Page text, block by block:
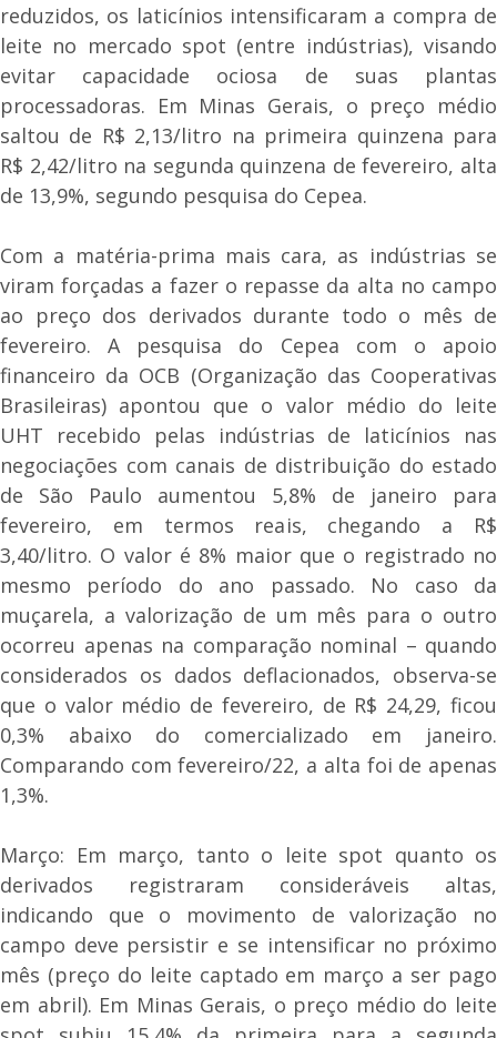
reduzidos, os laticínios intensificaram a compra de
leite no mercado spot (entre indústrias), visando
evitar capacidade ociosa de suas plantas
processadoras. Em Minas Gerais, o preço médio
saltou de R$ 2,13/litro na primeira quinzena para
R$ 2,42/litro na segunda quinzena de fevereiro, alta
de 13,9%, segundo pesquisa do Cepea.
Com a matéria-prima mais cara, as indústrias se
viram forçadas a fazer o repasse da alta no campo
ao preço dos derivados durante todo o mês de
fevereiro. A pesquisa do Cepea com o apoio
financeiro da OCB (Organização das Cooperativas
Brasileiras) apontou que o valor médio do leite
UHT recebido pelas indústrias de laticínios nas
negociações com canais de distribuição do estado
de São Paulo aumentou 5,8% de janeiro para
fevereiro, em termos reais, chegando a R$
3,40/litro. O valor é 8% maior que o registrado no
mesmo período do ano passado. No caso da
muçarela, a valorização de um mês para o outro
ocorreu apenas na comparação nominal – quando
considerados os dados deflacionados, observa-se
que o valor médio de fevereiro, de R$ 24,29, ficou
0,3% abaixo do comercializado em janeiro.
Comparando com fevereiro/22, a alta foi de apenas
1,3%.
Março: Em março, tanto o leite spot quanto os
derivados registraram consideráveis altas,
indicando que o movimento de valorização no
campo deve persistir e se intensificar no próximo
mês (preço do leite captado em março a ser pago
em abril). Em Minas Gerais, o preço médio do leite